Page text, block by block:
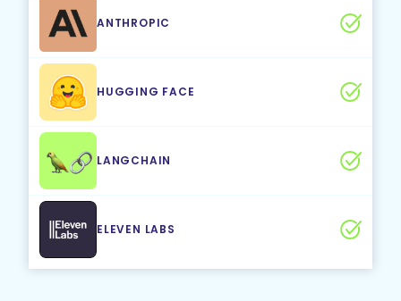
ANTHROPIC
HUGGING FACE
LANGCHAIN
ELEVEN LABS